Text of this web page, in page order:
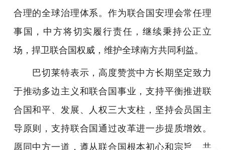
合理的全球治理体系。作为联合国安理会常任理
事国，中方将切实履行责任，继续秉持公正立
场，捍卫联合国权威，维护全球南方共同利益。
巴切莱特表示，高度赞赏中方长期坚定致力
于推动多边主义和联合国事业，支持平衡推进联
合国和平、发展、人权三大支柱，坚持会员国主
导原则，支持联合国通过改革进一步提质增效。
愿同中方一道，遵从联合国根本初心和宗旨，共